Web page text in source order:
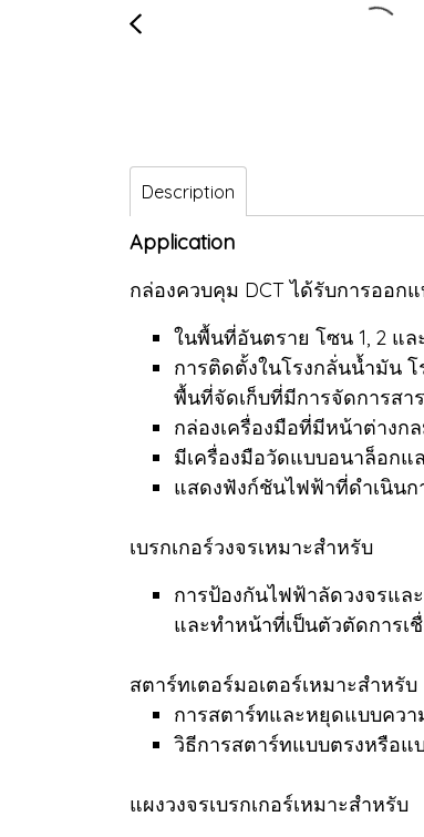
Description
Application
กล่องควบคุม DCT ได้รับการออก
ในพื้นที่อันตราย โซน 1, 2 แล
การติดตั้งในโรงกลั่นน้ำมัน โ
พื้นที่จัดเก็บที่มีการจัดการสา
กล่องเครื่องมือที่มีหน้าต่างก
มีเครื่องมือวัดแบบอนาล็อกแ
แสดงฟังก์ชันไฟฟ้าที่ดำเนินก
เบรกเกอร์วงจรเหมาะสำหรับ
การป้องกันไฟฟ้าลัดวงจรแล
และทำหน้าที่เป็นตัวตัดการเ
สตาร์ทเตอร์มอเตอร์เหมาะสำหรับ
การสตาร์ทและหยุดแบบควา
วิธีการสตาร์ทแบบตรงหรือแ
แผงวงจรเบรกเกอร์เหมาะสำหรับ